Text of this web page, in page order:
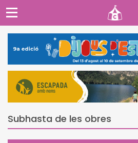
Subhasta de les obres